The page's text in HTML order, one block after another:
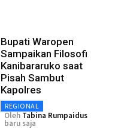
Bupati Waropen
Sampaikan Filosofi
Kanibararuko saat
Pisah Sambut
Kapolres
REGIONAL
Oleh Tabina Rumpaidus
baru saja